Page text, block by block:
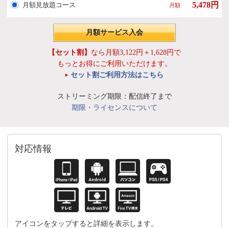
月額見放題コース 月額 5,478円
月額サービス入会
【セット割】 なら月額3,122円＋1,628円で
もっとお得にご利用いただけます。
セット割ご利用方法はこちら
ストリーミング期限：配信終了まで
期限・ライセンスについて
対応情報
アイコンをタップすると詳細を表示します。